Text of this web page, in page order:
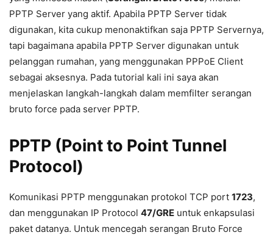
PPTP Server yang aktif. Apabila PPTP Server tidak
digunakan, kita cukup menonaktifkan saja PPTP Servernya,
tapi bagaimana apabila PPTP Server digunakan untuk
pelanggan rumahan, yang menggunakan PPPoE Client
sebagai aksesnya. Pada tutorial kali ini saya akan
menjelaskan langkah-langkah dalam memfilter serangan
bruto force pada server PPTP.
PPTP (Point to Point Tunnel
Protocol)
Komunikasi PPTP menggunakan protokol TCP port 1723,
dan menggunakan IP Protocol 47/GRE untuk enkapsulasi
paket datanya. Untuk mencegah serangan Bruto Force